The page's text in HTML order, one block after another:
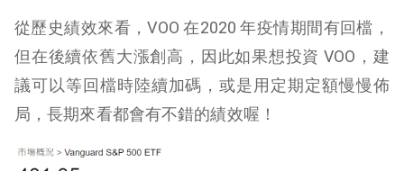
從歷史績效來看，VOO 在2020 年疫情期間有回檔，
但在後續依舊大漲創高，因此如果想投資 VOO，建
議可以等回檔時陸續加碼，或是用定期定額慢慢佈
局，長期來看都會有不錯的績效喔！